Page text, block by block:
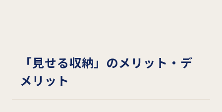
「見せる収納」のメリット・デ
メリット